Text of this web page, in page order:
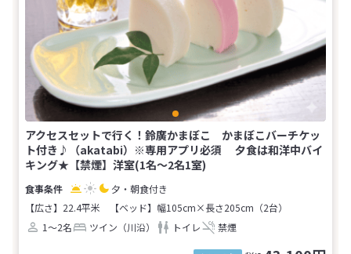
アクセスセットで行く！鈴廣かまぼこ かまぼこバーチケッ
ト付き♪（akatabi）※専用アプリ必須 夕食は和洋中バイ
キング★【禁煙】洋室(1名～2名1室)
夕・朝食付き
【広さ】22.4平米
【ベッド】幅105cm×長さ205cm（2台）
1～2名
ツイン（川沿） トイレ 禁煙